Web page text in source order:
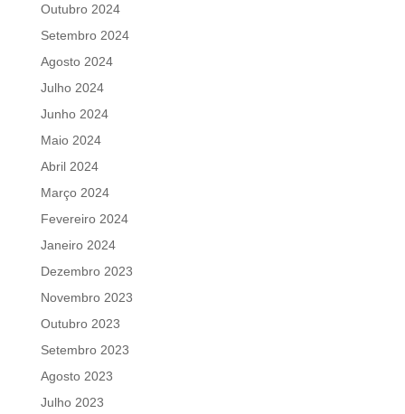
Outubro 2024
Setembro 2024
Agosto 2024
Julho 2024
Junho 2024
Maio 2024
Abril 2024
Março 2024
Fevereiro 2024
Janeiro 2024
Dezembro 2023
Novembro 2023
Outubro 2023
Setembro 2023
Agosto 2023
Julho 2023